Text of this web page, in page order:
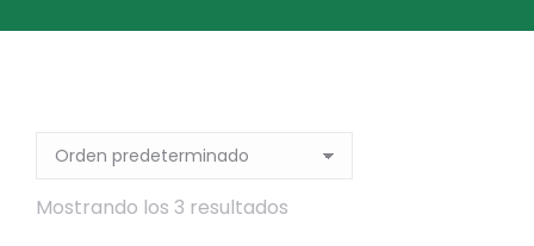
Mostrando los 3 resultados